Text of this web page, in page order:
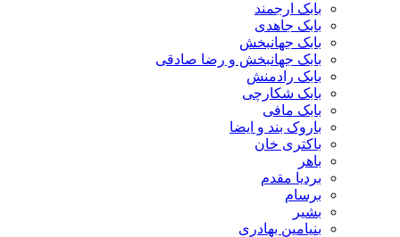
بابک ارجمند
بابک جاهدی
بابک جهانبخش
بابک جهانبخش و رضا صادقی
بابک رادمنش
بابک شکارچی
بابک مافی
باروک بند و ایضا
باکتری خان
باهر
بردیا مقدم
برسام
بشیر
بنیامین بهادری